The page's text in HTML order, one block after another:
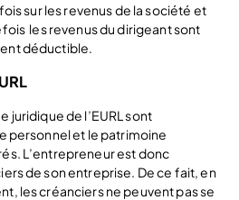
sur les revenus de la société et
les revenus du dirigeant sont
déductible.
juridique de l’EURL sont
personnel et le patrimoine
L’entrepreneur est donc
de son entreprise. De ce fait, en
les créanciers ne peuvent pas se